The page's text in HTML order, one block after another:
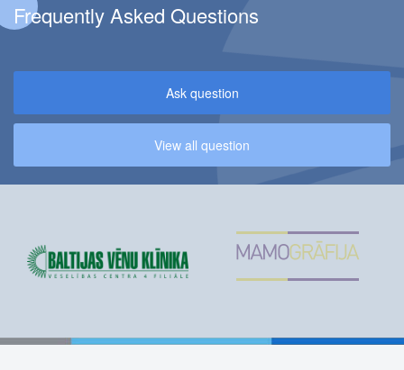
Frequently Asked Questions
Ask question
View all question